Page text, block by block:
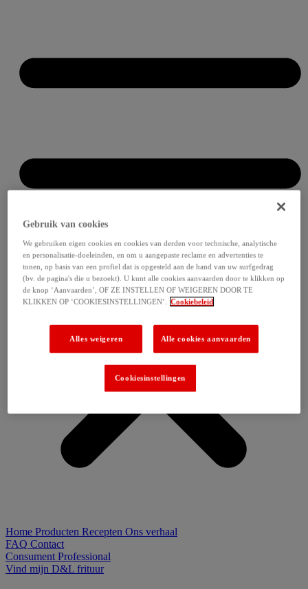
Home Producten Recepten Ons verhaal
FAQ Contact
Consument Professional
Vind mijn D&L frituur
Gebruik van cookies
We gebruiken eigen cookies en cookies van derden voor technische, analytische
en personalisatie-doeleinden, en om u aangepaste reclame en advertenties te
tonen, op basis van een profiel dat is opgesteld aan de hand van uw surfgedrag
(bv. de pagina's die u bezoekt). U kunt alle cookies aanvaarden door te klikken op
de knop ‘Aanvaarden’, OF ZE INSTELLEN OF WEIGEREN DOOR TE
KLIKKEN OP ‘COOKIESINSTELLINGEN’. Cookiebeleid
Alles weigeren Alle cookies aanvaarden
Cookiesinstellingen